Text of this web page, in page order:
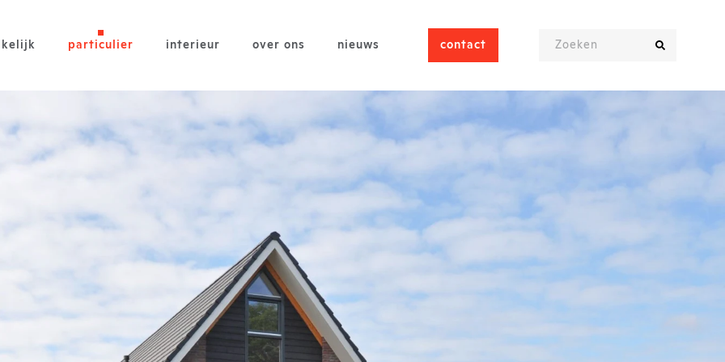
particulier interieur over ons nieuws contact